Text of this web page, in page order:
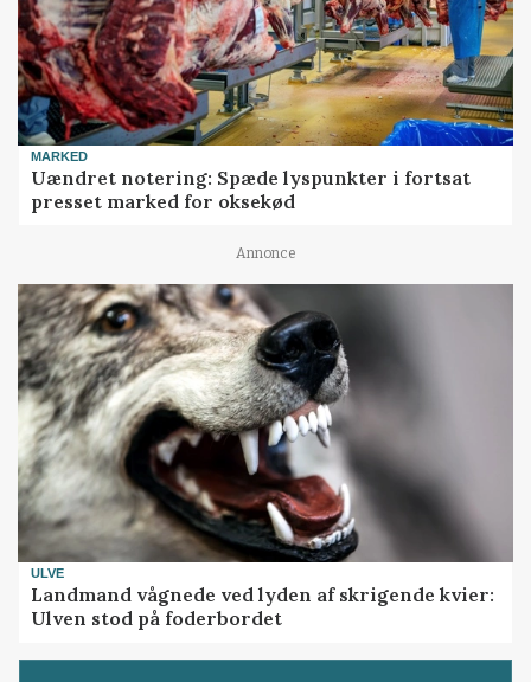
MARKED
Uændret notering: Spæde lyspunkter i fortsat
presset marked for oksekød
Annonce
ULVE
Landmand vågnede ved lyden af skrigende kvier:
Ulven stod på foderbordet